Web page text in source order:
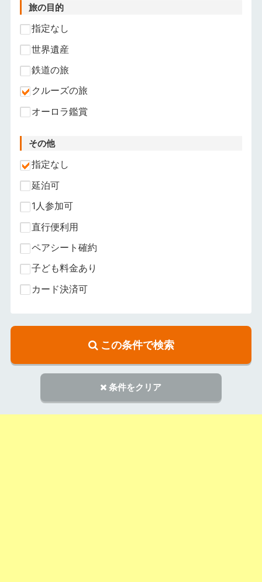
旅の目的
指定なし
世界遺産
鉄道の旅
クルーズの旅
オーロラ鑑賞
その他
指定なし
延泊可
1人参加可
直行便利用
ペアシート確約
子ども料金あり
カード決済可
この条件で検索
条件をクリア